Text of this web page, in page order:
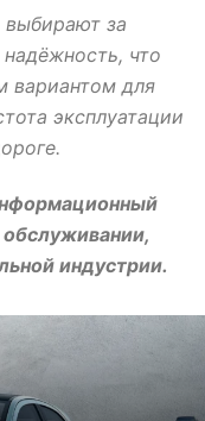
выбирают за
что
вариантом для
эксплуатации
индустрии.